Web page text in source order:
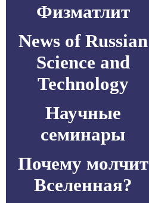
Физматлит
News of Russian
Science and
Technology
Научные
семинары
Почему молчит
Вселенная?